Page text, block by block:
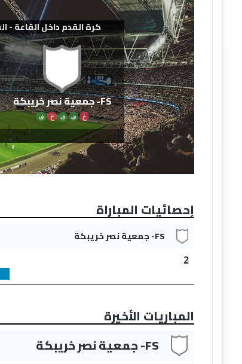
كرة القدم داخل القاعة -
FS- جمعية نصر خريبكة
خ ف ف خ ف
إحصائيات المباراة
FS- جمعية نصر خريبكة
2
المباريات الأخيرة
FS- جمعية نصر خريبكة